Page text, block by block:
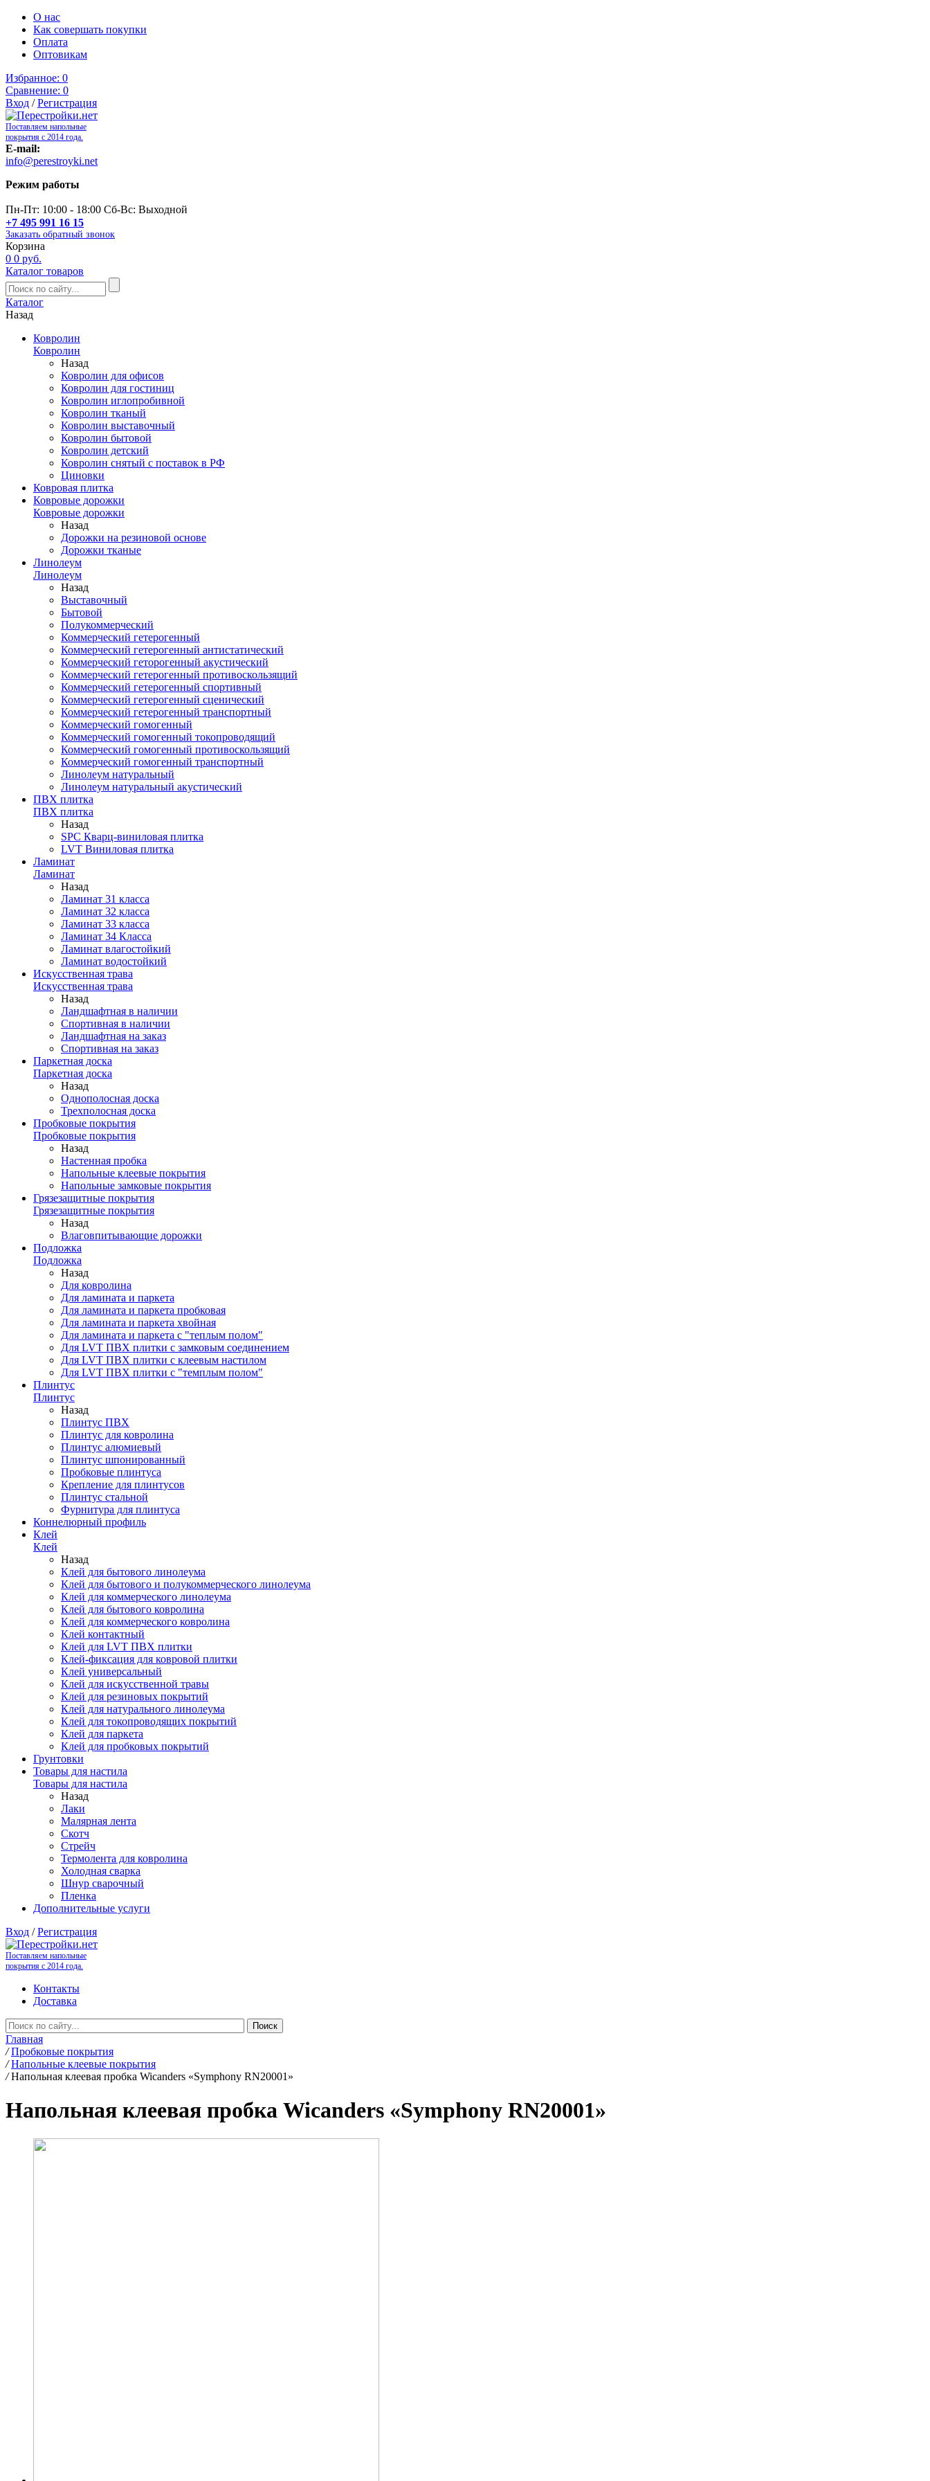
О нас
Как совершать покупки
Оплата
Оптовикам
Избранное: 0
Сравнение: 0
Вход /Регистрация
Поставляем напольные
покрытия с 2014 года.
E-mail:
info@perestroyki.net
Режим работы
Пн-Пт: 10:00 - 18:00 Сб-Вс: Выходной
+7 495 991 16 15
Заказать обратный звонок
Корзина
0 0 руб.
Каталог товаров
Каталог
Назад
Ковролин
Ковролин
Назад
Ковролин для офисов
Ковролин для гостиниц
Ковролин иглопробивной
Ковролин тканый
Ковролин выставочный
Ковролин бытовой
Ковролин детский
Ковролин снятый с поставок в РФ
Циновки
Ковровая плитка
Ковровые дорожки
Ковровые дорожки
Назад
Дорожки на резиновой основе
Дорожки тканые
Линолеум
Линолеум
Назад
Выставочный
Бытовой
Полукоммерческий
Коммерческий гетерогенный
Коммерческий гетерогенный антистатический
Коммерческий геторогенный акустический
Коммерческий гетерогенный противоскользящий
Коммерческий гетерогенный спортивный
Коммерческий гетерогенный сценический
Коммерческий гетерогенный транспортный
Коммерческий гомогенный
Коммерческий гомогенный токопроводящий
Коммерческий гомогенный противоскользящий
Коммерческий гомогенный транспортный
Линолеум натуральный
Линолеум натуральный акустический
ПВХ плитка
ПВХ плитка
Назад
SPC Кварц-виниловая плитка
LVT Виниловая плитка
Ламинат
Ламинат
Назад
Ламинат 31 класса
Ламинат 32 класса
Ламинат 33 класса
Ламинат 34 Класса
Ламинат влагостойкий
Ламинат водостойкий
Искусственная трава
Искусственная трава
Назад
Ландшафтная в наличии
Спортивная в наличии
Ландшафтная на заказ
Спортивная на заказ
Паркетная доска
Паркетная доска
Назад
Однополосная доска
Трехполосная доска
Пробковые покрытия
Пробковые покрытия
Назад
Настенная пробка
Напольные клеевые покрытия
Напольные замковые покрытия
Грязезащитные покрытия
Грязезащитные покрытия
Назад
Влаговпитывающие дорожки
Подложка
Подложка
Назад
Для ковролина
Для ламината и паркета
Для ламината и паркета пробковая
Для ламината и паркета хвойная
Для ламината и паркета с "теплым полом"
Для LVT ПВХ плитки с замковым соединением
Для LVT ПВХ плитки с клеевым настилом
Для LVT ПВХ плитки с "темплым полом"
Плинтус
Плинтус
Назад
Плинтус ПВХ
Плинтус для ковролина
Плинтус алюмиевый
Плинтус шпонированный
Пробковые плинтуса
Крепление для плинтусов
Плинтус стальной
Фурнитура для плинтуса
Коннелюрный профиль
Клей
Клей
Назад
Клей для бытового линолеума
Клей для бытового и полукоммерческого линолеума
Клей для коммерческого линолеума
Клей для бытового ковролина
Клей для коммерческого ковролина
Клей контактный
Клей для LVT ПВХ плитки
Клей-фиксация для ковровой плитки
Клей универсальный
Клей для искусственной травы
Клей для резиновых покрытий
Клей для натурального линолеума
Клей для токопроводящих покрытий
Клей для паркета
Клей для пробковых покрытий
Грунтовки
Товары для настила
Товары для настила
Назад
Лаки
Малярная лента
Скотч
Стрейч
Термолента для ковролина
Холодная сварка
Шнур сварочный
Пленка
Дополнительные услуги
Вход /Регистрация
Поставляем напольные
покрытия с 2014 года.
Контакты
Доставка
Главная
/ Пробковые покрытия
/ Напольные клеевые покрытия
/ Напольная клеевая пробка Wicanders «Symphony RN20001»
Напольная клеевая пробка Wicanders «Symphony RN20001»